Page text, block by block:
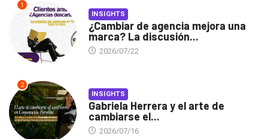
1
INSIGHTS
¿Cambiar de agencia mejora una
marca? La discusión...
2026/07/22
2
INSIGHTS
Gabriela Herrera y el arte de
cambiarse el...
2026/07/16